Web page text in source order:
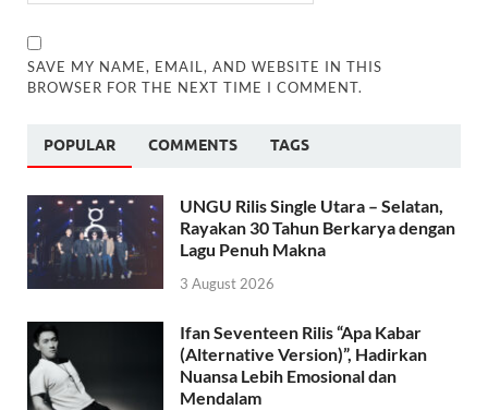
SAVE MY NAME, EMAIL, AND WEBSITE IN THIS
BROWSER FOR THE NEXT TIME I COMMENT.
POPULAR COMMENTS TAGS
UNGU Rilis Single Utara – Selatan,
Rayakan 30 Tahun Berkarya dengan
Lagu Penuh Makna
3 August 2026
Ifan Seventeen Rilis “Apa Kabar
(Alternative Version)”, Hadirkan
Nuansa Lebih Emosional dan
Mendalam